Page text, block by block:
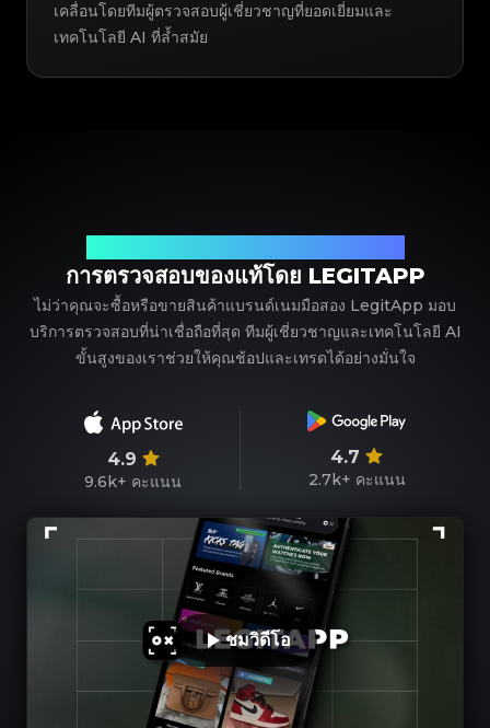
เคลื่อนโดยทีมผู้ตรวจสอบผู้เชี่ยวชาญที่ยอดเยี่ยมและ
เทคโนโลยี AI ที่ล้ำสมัย
การตรวจสอบของแท้โดย LEGITAPP
ไม่ว่าคุณจะซื้อหรือขายสินค้าแบรนด์เนมมือสอง LegitApp มอบ
บริการตรวจสอบที่น่าเชื่อถือที่สุด ทีมผู้เชี่ยวชาญและเทคโนโลยี AI
ขั้นสูงของเราช่วยให้คุณช้อปและเทรดได้อย่างมั่นใจ
4.9
9.6k+ คะแนน
4.7
2.7k+ คะแนน
ชมวิดีโอ